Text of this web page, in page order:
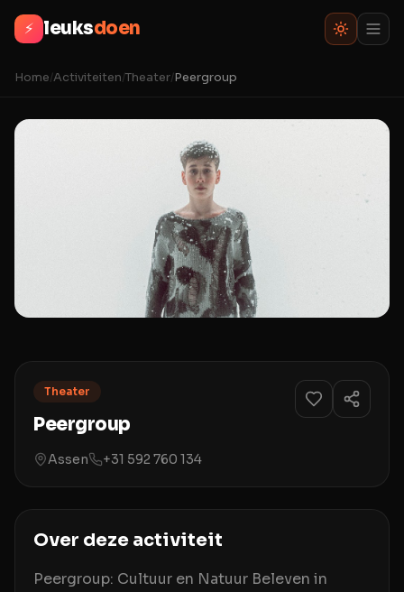
⚡ leuksdoen
Home/Activiteiten/Theater/Peergroup
Theater
Peergroup
Assen +31 592 760 134
Over deze activiteit
Peergroup: Cultuur en Natuur Beleven in